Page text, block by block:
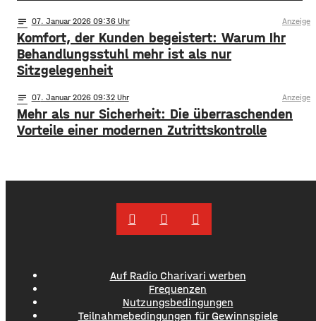
notes 07. Januar 2026 09:36 Anzeige
Komfort, der Kunden begeistert: Warum Ihr
Behandlungsstuhl mehr ist als nur
Sitzgelegenheit
notes 07. Januar 2026 09:32 Anzeige
Mehr als nur Sicherheit: Die überraschenden
Vorteile einer modernen Zutrittskontrolle
Auf Radio Charivari werben
Frequenzen
Nutzungsbedingungen
Teilnahmebedingungen für Gewinnspiele